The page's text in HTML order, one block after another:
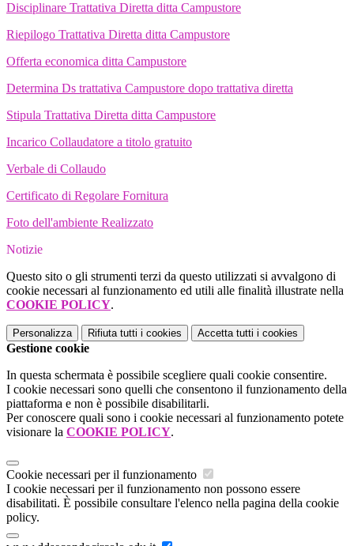
Disciplinare Trattativa Diretta ditta Campustore
Riepilogo Trattativa Diretta ditta Campustore
Offerta economica ditta Campustore
Determina Ds trattativa Campustore dopo trattativa diretta
Stipula Trattativa Diretta ditta Campustore
Incarico Collaudatore a titolo gratuito
Verbale di Collaudo
Certificato di Regolare Fornitura
Foto dell'ambiente Realizzato
Notizie
Questo sito o gli strumenti terzi da questo utilizzati si avvalgono di
cookie necessari al funzionamento ed utili alle finalità illustrate nella
COOKIE POLICY.
Personalizza Rifiuta tutti i cookies Accetta tutti i cookies
Gestione cookie
In questa schermata è possibile scegliere quali cookie consentire.
I cookie necessari sono quelli che consentono il funzionamento della
piattaforma e non è possibile disabilitarli.
Per conoscere quali sono i cookie necessari al funzionamento potete
visionare la COOKIE POLICY.
Cookie necessari per il funzionamento
I cookie necessari per il funzionamento non possono essere
disabilitati. È possibile consultare l'elenco nella pagina della cookie
policy.